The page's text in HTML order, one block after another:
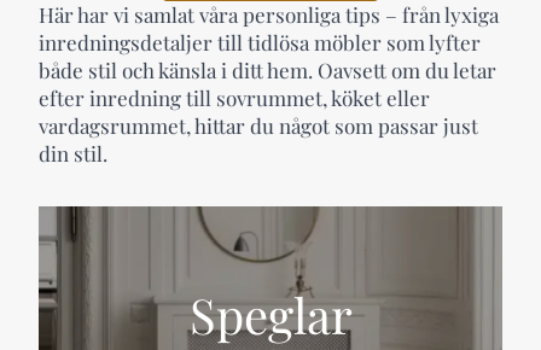
Speglar
Här har vi samlat våra personliga tips – från lyxiga
inredningsdetaljer till tidlösa möbler som lyfter
både stil och känsla i ditt hem. Oavsett om du letar
efter inredning till sovrummet, köket eller
vardagsrummet, hittar du något som passar just
din stil.